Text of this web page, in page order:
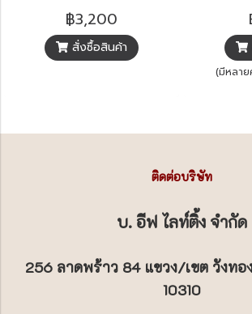
฿3,200
สั่งซื้อสินค้า
(มีหลา
ติดต่อบริษัท
บ. อีฟ ไลท์ติ้ง จำกัด
256 ลาดพร้าว 84 แขวง/เขต วังทอ
10310